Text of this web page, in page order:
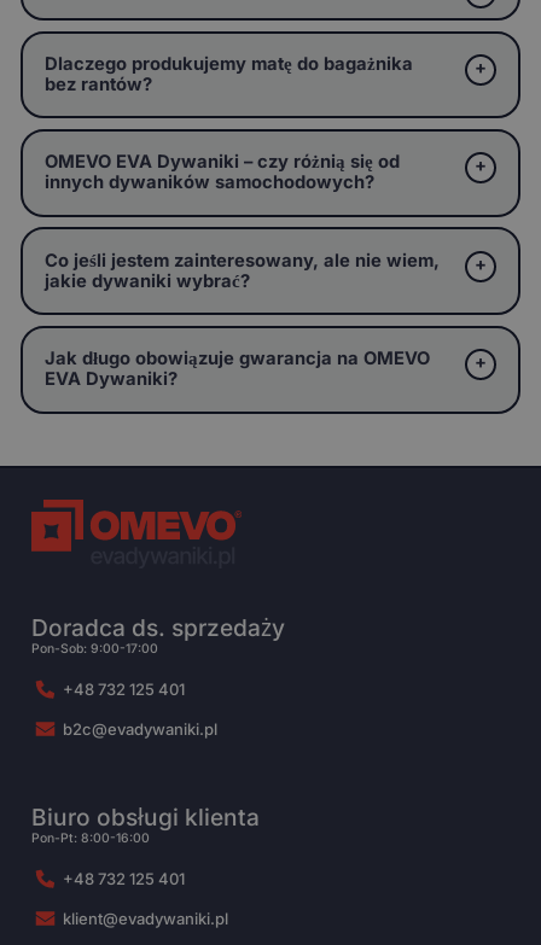
Dlaczego produkujemy matę do bagażnika
bez rantów?
OMEVO EVA Dywaniki – czy różnią się od
innych dywaników samochodowych?
Co jeśli jestem zainteresowany, ale nie wiem,
jakie dywaniki wybrać?
Jak długo obowiązuje gwarancja na OMEVO
EVA Dywaniki?
Doradca ds. sprzedaży
Pon-Sob: 9:00-17:00
+48 732 125 401
b2c@evadywaniki.pl
Biuro obsługi klienta
Pon-Pt: 8:00-16:00
+48 732 125 401
klient@evadywaniki.pl